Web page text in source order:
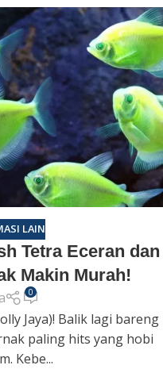
LAIN
Tetra Eceran dan
Makin Murah!
0
Jaya)! Balik lagi bareng
paling hits yang hobi
Kebe...